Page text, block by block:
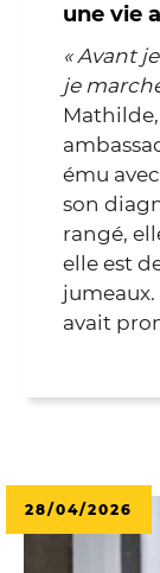
une vie
« Avant
je
ému
son
rangé,
elle est
avait
28/04/2026